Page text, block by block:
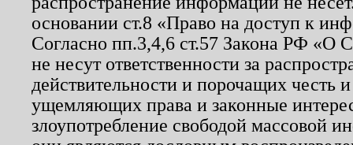
основании ст.8 «Право на доступ к
Согласно пп.3,4,6 ст.57 Закона РФ «О
не несут ответственности за
действительности и порочащих честь
ущемляющих права и законные
злоупотребление свободой массовой